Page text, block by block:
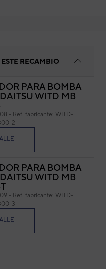
RECAMBIO
PARA BOMBA
WITD MB
- Ref. fabricante: WITD-
2
PARA BOMBA
WITD MB
- Ref. fabricante: WITD-
3